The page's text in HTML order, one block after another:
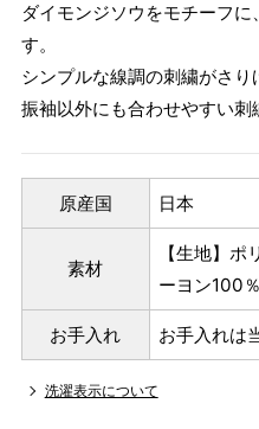
ダイモンジソウをモチーフ
す。
シンプルな線調の刺繍がさり
振袖以外にも合わせやすい刺
原産国 日本
素材
【生地】
ーヨン100
お手入れ お手入れは
洗濯表示について